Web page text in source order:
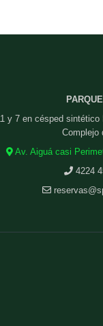
y 7 en césped sintético
Complejo
Av. Aiguá casi
4224